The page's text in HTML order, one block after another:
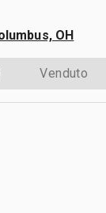
OH
Venduto